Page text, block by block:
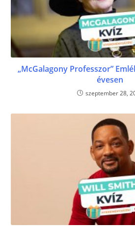
„McGalagony Professzor”
évesen
szeptember 28,